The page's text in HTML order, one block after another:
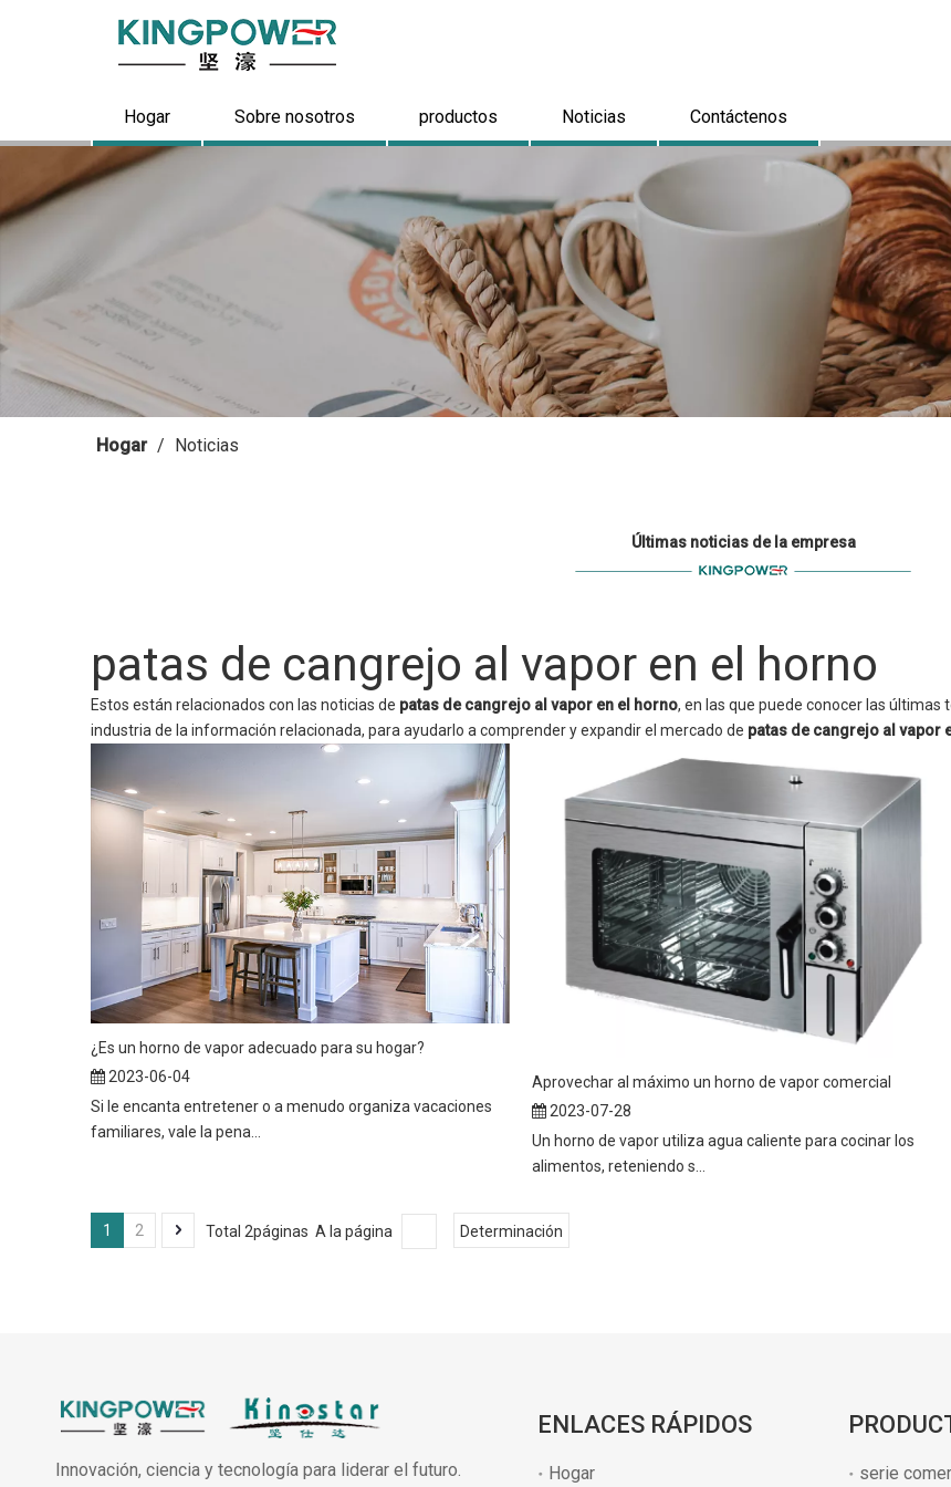
Hogar Sobre nosotros productos Noticias Contáctenos
Hogar / Noticias
Últimas noticias de la empresa
patas de cangrejo al vapor en el horno
Estos están relacionados con las noticias de patas de cangrejo al vapor en el horno, en las que puede conocer las últimas
industria de la información relacionada, para ayudarlo a comprender y expandir el mercado de patas de cangrejo al vapor
¿Es un horno de vapor adecuado para su hogar?
2023-06-04
Si le encanta entretener o a menudo organiza vacaciones
familiares, vale la pena...
Aprovechar al máximo un horno de vapor comercial
2023-07-28
Un horno de vapor utiliza agua caliente para cocinar los
alimentos, reteniendo s...
1 2 Total 2páginas A la página Determinación
Innovación, ciencia y tecnología para liderar el futuro.
ENLACES RÁPIDOS
Hogar serie